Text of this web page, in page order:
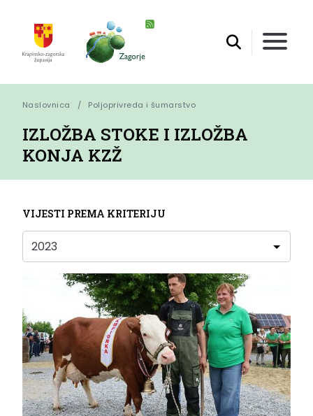
Naslovnica Poljoprivreda i šumarstvo
IZLOŽBA STOKE I IZLOŽBA
KONJA KZŽ
VIJESTI PREMA KRITERIJU